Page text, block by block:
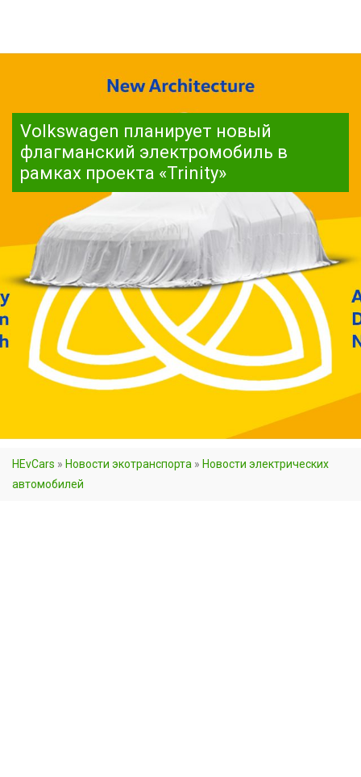
Volkswagen планирует новый
флагманский электромобиль в
рамках проекта «Trinity»
HEvCars » Новости экотранспорта » Новости электрических
автомобилей